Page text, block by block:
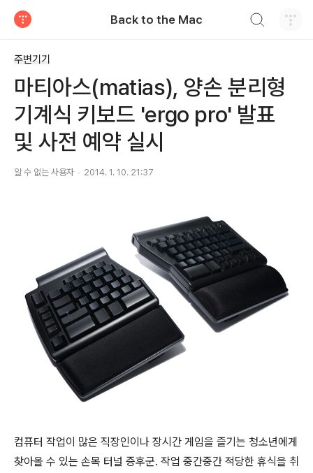
Back to the Mac
주변기기
마티아스(matias), 양손 분리형
기계식 키보드 'ergo pro' 발표
및 사전 예약 실시
알 수 없는 사용자 2014. 1. 10. 21:37
컴퓨터 작업이 많은 직장인이나 장시간 게임을 즐기는 청소년에게
찾아올 수 있는 손목 터널 증후군. 작업 중간중간 적당한 휴식을 취